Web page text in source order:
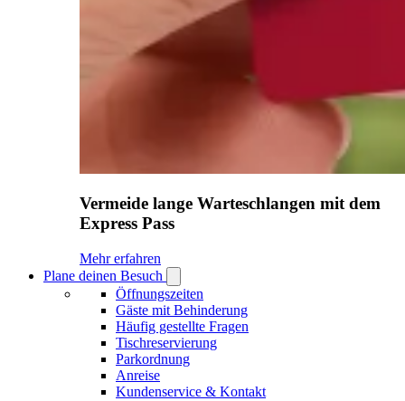
Vermeide lange Warteschlangen mit dem
Express Pass
Mehr erfahren
Plane deinen Besuch
Plane
deinen
Besuch
submenu
Öffnungszeiten
Gäste mit Behinderung
Häufig gestellte Fragen
Tischreservierung
Parkordnung
Anreise
Kundenservice & Kontakt